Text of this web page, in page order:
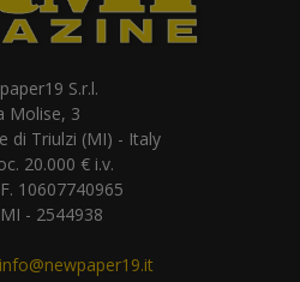
S.r.l.
Molise, 3
di Triulzi (MI) - Italy
20.000 € i.v.
10607740965
MI - 2544938
info@newpaper19.it